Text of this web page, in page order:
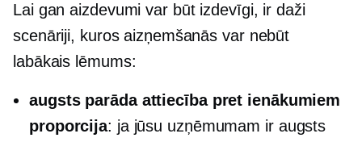
Lai gan aizdevumi var būt izdevīgi, ir daži
scenāriji, kuros aizņemšanās var nebūt
labākais lēmums:
augsts parāda attiecība pret ienākumiem
proporcija: ja jūsu uzņēmumam ir augsts